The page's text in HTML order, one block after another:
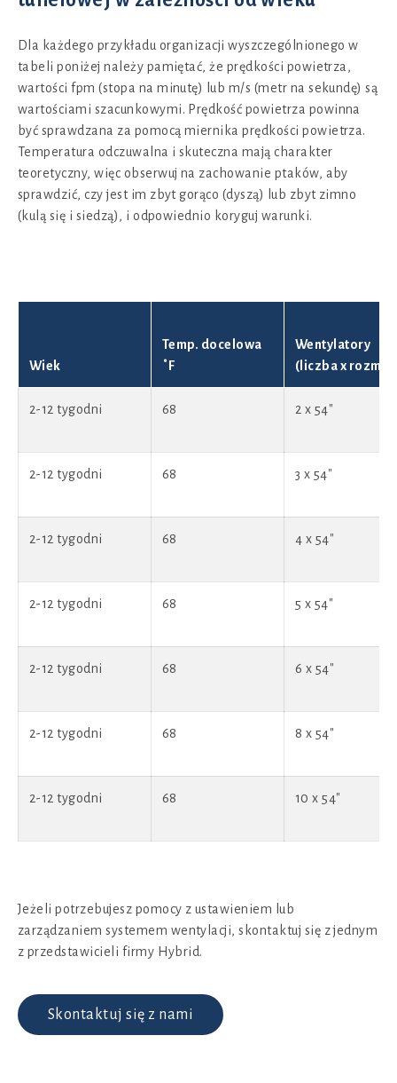
Dla każdego przykładu organizacji wyszczególnionego w
tabeli poniżej należy pamiętać, że prędkości powietrza,
wartości fpm (stopa na minutę) lub m/s (metr na sekundę) są
wartościami szacunkowymi. Prędkość powietrza powinna
być sprawdzana za pomocą miernika prędkości powietrza.
Temperatura odczuwalna i skuteczna mają charakter
teoretyczny, więc obserwuj na zachowanie ptaków, aby
sprawdzić, czy jest im zbyt gorąco (dyszą) lub zbyt zimno
(kulą się i siedzą), i odpowiednio koryguj warunki.
Wiek
Temp. docelowa
˚F
Wentylatory
(liczba x
2-12 tygodni 68 2 x 54"
2-12 tygodni 68 3 x 54"
2-12 tygodni 68 4 x 54"
2-12 tygodni 68 5 x 54"
2-12 tygodni 68 6 x 54"
2-12 tygodni 68 8 x 54"
2-12 tygodni 68 10 x 54"
Jeżeli potrzebujesz pomocy z ustawieniem lub
zarządzaniem systemem wentylacji, skontaktuj się z jednym
z przedstawicieli firmy Hybrid.
Skontaktuj się z nami